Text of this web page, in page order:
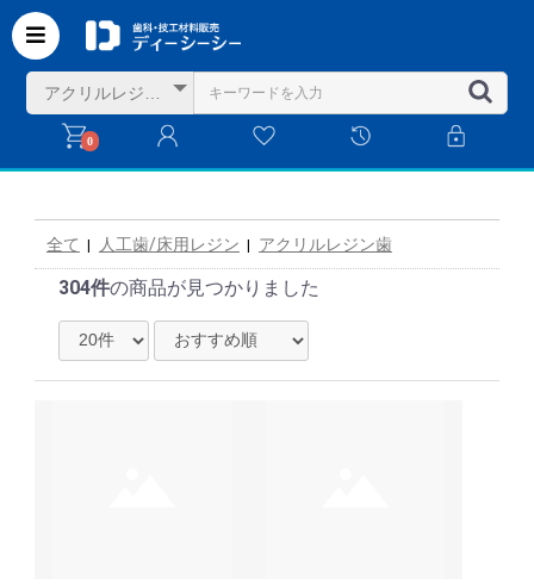
0
全て 人工歯/床用レジン アクリルレジン歯
304件の商品が見つかりました